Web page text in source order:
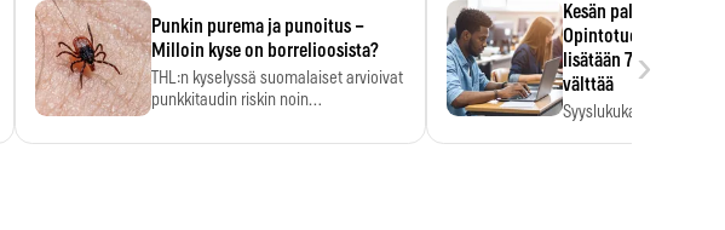
Punkin purema ja punoitus –
Milloin kyse on borrelioosista?
THL:n kyselyssä suomalaiset arvioivat
punkkitaudin riskin noin
Kesän palkka
Opintotuen
lisätään 7,5
välttää
Syyslukukauden
›